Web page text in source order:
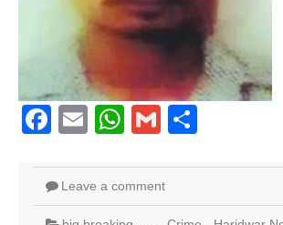
Facebook
EmailWhatsApp
Gmail
Leave a comment